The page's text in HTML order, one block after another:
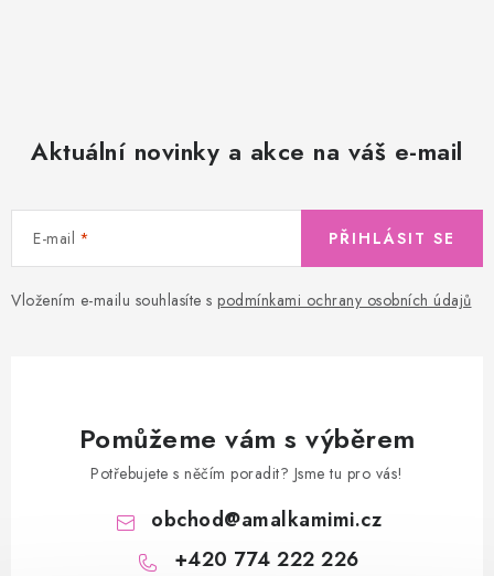
Aktuální novinky a akce na váš e-mail
E-mail
Vložením e-mailu souhlasíte s podmínkami ochrany osobních údajů
PŘIHLÁSIT SE
Pomůžeme vám s výběrem
Potřebujete s něčím poradit? Jsme tu pro vás!
obchod@amalkamimi.cz
+420 774 222 226